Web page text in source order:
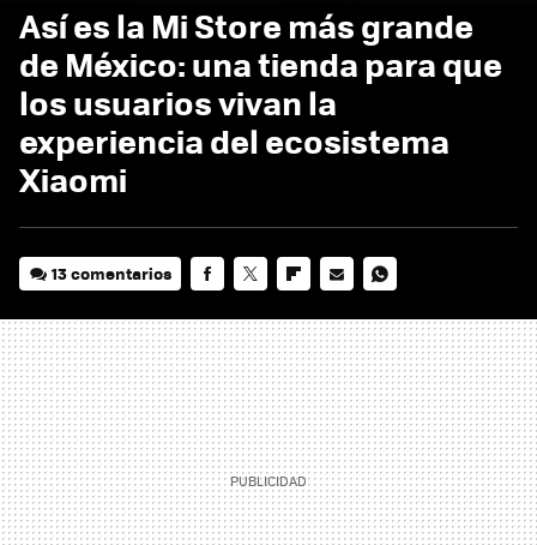
Así es la Mi Store más grande
de México: una tienda para que
los usuarios vivan la
experiencia del ecosistema
Xiaomi
13 comentarios
MAIL